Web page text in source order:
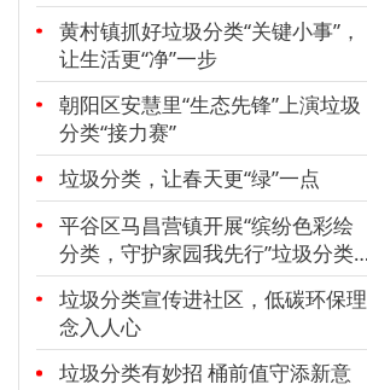
黄村镇抓好垃圾分类“关键小事”，
让生活更“净”一步
朝阳区安慧里“生态先锋”上演垃圾
分类“接力赛”
垃圾分类，让春天更“绿”一点
平谷区马昌营镇开展“缤纷色彩绘
分类，守护家园我先行”垃圾分类
手抄报比赛
垃圾分类宣传进社区，低碳环保理
念入人心
垃圾分类有妙招 桶前值守添新意